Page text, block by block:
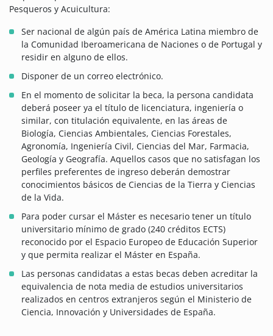
Pesqueros y Acuicultura:
Ser nacional de algún país de América Latina miembro de
la Comunidad Iberoamericana de Naciones o de Portugal y
residir en alguno de ellos.
Disponer de un correo electrónico.
En el momento de solicitar la beca, la persona candidata
deberá poseer ya el título de licenciatura, ingeniería o
similar, con titulación equivalente, en las áreas de
Biología, Ciencias Ambientales, Ciencias Forestales,
Agronomía, Ingeniería Civil, Ciencias del Mar, Farmacia,
Geología y Geografía. Aquellos casos que no satisfagan los
perfiles preferentes de ingreso deberán demostrar
conocimientos básicos de Ciencias de la Tierra y Ciencias
de la Vida.
Para poder cursar el Máster es necesario tener un título
universitario mínimo de grado (240 créditos ECTS)
reconocido por el Espacio Europeo de Educación Superior
y que permita realizar el Máster en España.
Las personas candidatas a estas becas deben acreditar la
equivalencia de nota media de estudios universitarios
realizados en centros extranjeros según el Ministerio de
Ciencia, Innovación y Universidades de España.